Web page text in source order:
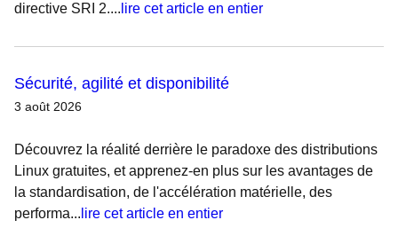
directive SRI 2.... lire cet article en entier
Sécurité, agilité et disponibilité
3 août 2026
Découvrez la réalité derrière le paradoxe des distributions
Linux gratuites, et apprenez-en plus sur les avantages de
la standardisation, de l'accélération matérielle, des
performa... lire cet article en entier